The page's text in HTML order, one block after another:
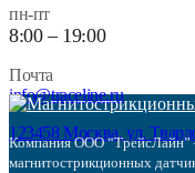
пн-пт
8:00 – 19:00
Почта
info@traceline.ru
123458 Москва, ул.
Компания ООО “ТрейсЛайн”
магнитострикционных